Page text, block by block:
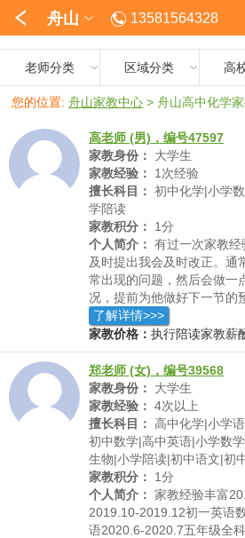
舟山 13581564328
老师分类 区域分类 高
您的位置:舟山家教中心 >舟山高中化学
高老师 (男)，编号47597
家教身份：
大学生
家教经验：
1次经验
擅长科目： 初中化学|小学
学陪读
家教积分：
1分
个人简介： 有过一次家教经
及时提出我会及时改正。通
常出现的问题，然后会做一
况，提前为他做好下一节的
识。我比较提倡爱好兴趣引
了解详情>>>
家教价格： 执行陪读家教薪
郑老师 (女)，编号39568
家教身份：
大学生
家教经验： 4次以上
擅长科目： 高中化学|小学
初中数学|高中英语|小学数
生物|小学陪读|初中语文|初
家教积分：
1分
个人简介： 家教经验丰富
2019.10-2019.12初一英语
语2020.6-2020.7五年级全